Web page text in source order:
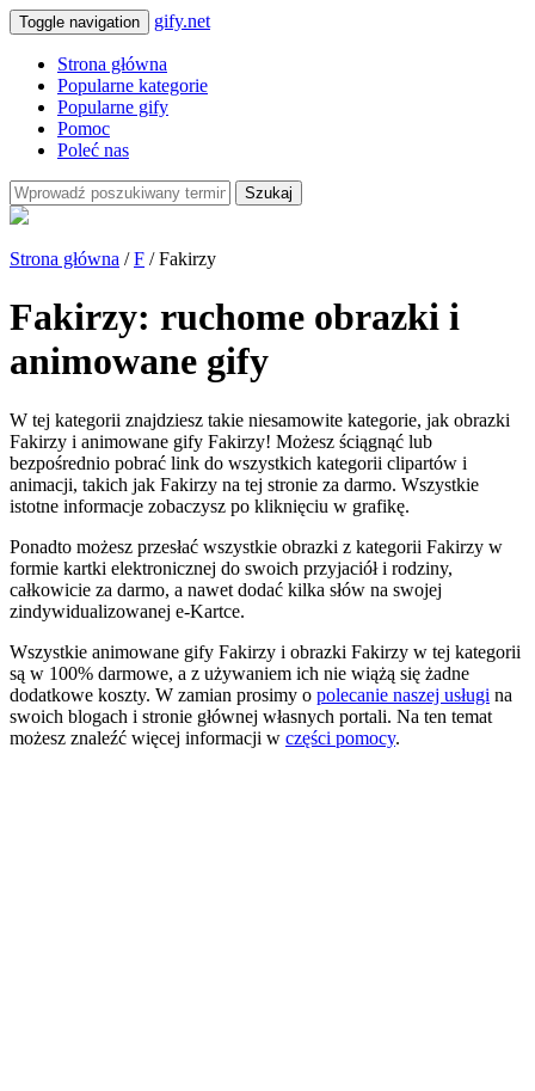
Toggle navigation gify.net
Strona główna
Popularne kategorie
Popularne gify
Pomoc
Poleć nas
Szukaj
Strona główna /F / Fakirzy
Fakirzy: ruchome obrazki i
animowane gify
W tej kategorii znajdziesz takie niesamowite kategorie, jak obrazki
Fakirzy i animowane gify Fakirzy! Możesz ściągnąć lub
bezpośrednio pobrać link do wszystkich kategorii clipartów i
animacji, takich jak Fakirzy na tej stronie za darmo. Wszystkie
istotne informacje zobaczysz po kliknięciu w grafikę.
Ponadto możesz przesłać wszystkie obrazki z kategorii Fakirzy w
formie kartki elektronicznej do swoich przyjaciół i rodziny,
całkowicie za darmo, a nawet dodać kilka słów na swojej
zindywidualizowanej e-Kartce.
Wszystkie animowane gify Fakirzy i obrazki Fakirzy w tej kategorii
są w 100% darmowe, a z używaniem ich nie wiążą się żadne
dodatkowe koszty. W zamian prosimy o polecanie naszej usługi na
swoich blogach i stronie głównej własnych portali. Na ten temat
możesz znaleźć więcej informacji w części pomocy.